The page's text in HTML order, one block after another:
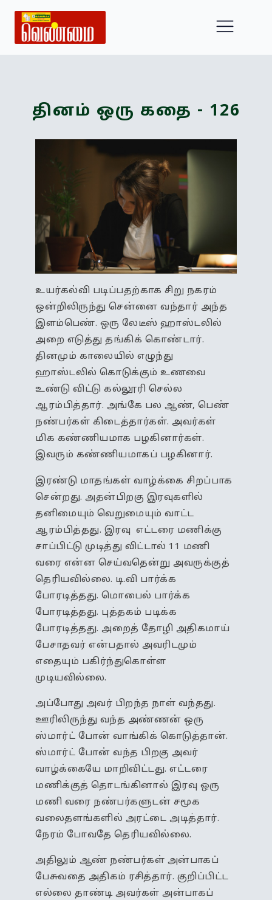
தினம் ஒரு கதை - 126
உயர்கல்வி படிப்பதற்காக சிறு நகரம்
ஒன்றிலிருந்து சென்னை வந்தார் அந்த
இளம்பெண். ஒரு லேடீஸ் ஹாஸ்டலில்
அறை எடுத்து தங்கிக் கொண்டார்.
தினமும் காலையில் எழுந்து
ஹாஸ்டலில் கொடுக்கும் உணவை
உண்டு விட்டு கல்லூரி செல்ல
ஆரம்பித்தார். அங்கே பல ஆண், பெண்
நண்பர்கள் கிடைத்தார்கள். அவர்கள்
மிக கண்ணியமாக பழகினார்கள்.
இவரும் கண்ணியமாகப் பழகினார்.
இரண்டு மாதங்கள் வாழ்க்கை சிறப்பாக
சென்றது. அதன்பிறகு இரவுகளில்
தனிமையும் வெறுமையும் வாட்ட
ஆரம்பித்தது. இரவு எட்டரை மணிக்கு
சாப்பிட்டு முடித்து விட்டால் 11 மணி
வரை என்ன செய்வதென்று அவருக்குத்
தெரியவில்லை. டி.வி பார்க்க
போரடித்தது. மொபைல் பார்க்க
போரடித்தது. புத்தகம் படிக்க
போரடித்தது. அறைத் தோழி அதிகமாய்
பேசாதவர் என்பதால் அவரிடமும்
எதையும் பகிர்ந்துகொள்ள
முடியவில்லை.
அப்போது அவர் பிறந்த நாள் வந்தது.
ஊரிலிருந்து வந்த அண்ணன் ஒரு
ஸ்மார்ட் போன் வாங்கிக் கொடுத்தான்.
ஸ்மார்ட் போன் வந்த பிறகு அவர்
வாழ்க்கையே மாறிவிட்டது. எட்டரை
மணிக்குத் தொடங்கினால் இரவு ஒரு
மணி வரை நண்பர்களுடன் சமூக
வலைதளங்களில் அரட்டை அடித்தார்.
நேரம் போவதே தெரியவில்லை.
அதிலும் ஆண் நண்பர்கள் அன்பாகப்
பேசுவதை அதிகம் ரசித்தார். குறிப்பிட்ட
எல்லை தாண்டி அவர்கள் அன்பாகப்